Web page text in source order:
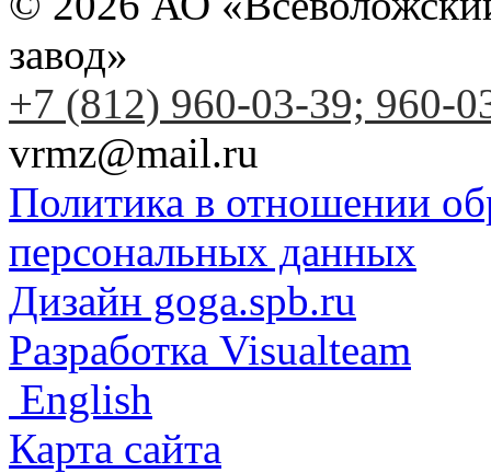
завод»
+7 (812) 960-03-39; 960-
vrmz@mail.ru
Политика в отношении
персональных данных
Дизайн goga.spb.ru
Разработка Visualteam
English
Карта сайта